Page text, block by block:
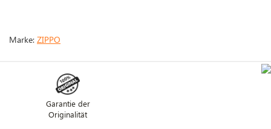
Marke: ZIPPO
Garantie der
Originalität